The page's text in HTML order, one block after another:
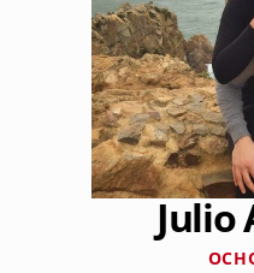
Julio